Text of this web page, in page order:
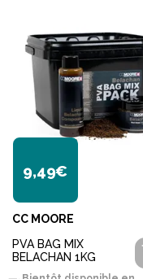
9,49€
CC MOORE
PVA BAG MIX
BELACHAN 1KG